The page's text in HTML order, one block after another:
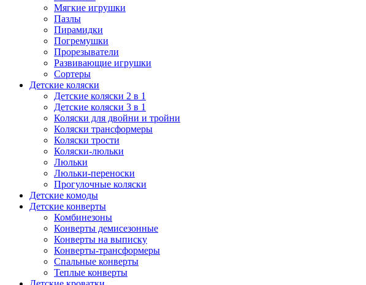
Мягкие игрушки
Пазлы
Пирамидки
Погремушки
Прорезыватели
Развивающие игрушки
Сортеры
Детские коляски
Детские коляски 2 в 1
Детские коляски 3 в 1
Коляски для двойни и тройни
Коляски трансформеры
Коляски трости
Коляски-люльки
Люльки
Люльки-переноски
Прогулочные коляски
Детские комоды
Детские конверты
Комбинезоны
Конверты демисезонные
Конверты на выписку
Конверты-трансформеры
Спальные конверты
Теплые конверты